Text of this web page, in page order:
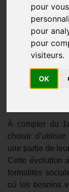
pour
pour
pour
visiteurs.
OK
TESE :
2026
Actualités
À compter du
choisir
une partie de
Cette évolution
formalités
où les besoins